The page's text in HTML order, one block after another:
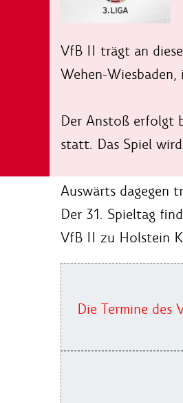
VfB II trägt an
Wehen-
Der Anstoß erfolgt
statt. Das Spiel
Auswärts dagegen
Der 31. Spieltag
VfB II zu Holstein
Die Termine des